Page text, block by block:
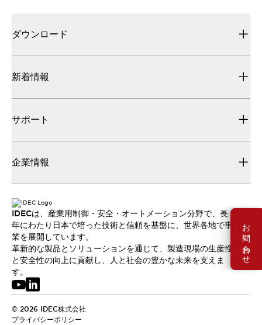
お問い合わせ
ダウンロード
新着情報
サポート
企業情報
IDECは、産業用制御・安全・オートメーション分野で、長
年にわたり日本で培った技術と信頼を基盤に、世界各地で事
業を展開しています。
革新的な製品とソリューションを通じて、製造現場の生産性
と安全性の向上に貢献し、人と社会の豊かな未来を支えま
す。
© 2026 IDEC株式会社
プライバシーポリシー